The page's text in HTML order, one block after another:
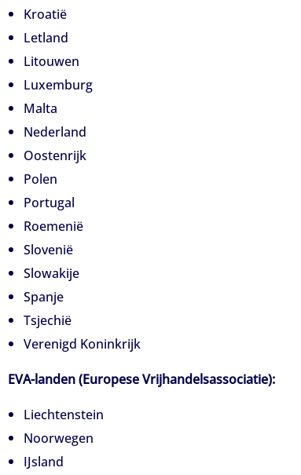
Kroatië
Letland
Litouwen
Luxemburg
Malta
Nederland
Oostenrijk
Polen
Portugal
Roemenië
Slovenië
Slowakije
Spanje
Tsjechië
Verenigd Koninkrijk
EVA-landen (Europese Vrijhandelsassociatie):
Liechtenstein
Noorwegen
IJsland